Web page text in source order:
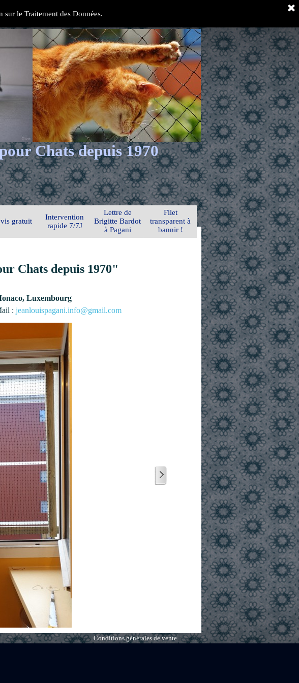
le Traitement des Données.
Chats depuis 1970
gratuit
Intervention
rapide 7/7J
Lettre de
Brigitte Bardot
à Pagani
Filet
transparent à
bannir !
Chats depuis 1970"
Luxembourg
: jeanlouispagani.info@gmail.com
Conditions générales de vente